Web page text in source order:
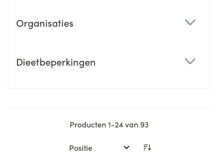
Organisaties
Dieetbeperkingen
Producten1-24van93
Sorteer op: